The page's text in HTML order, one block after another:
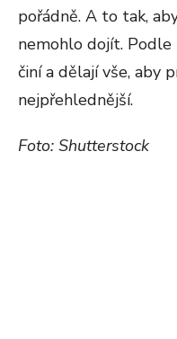
pořádně. A to tak,
nemohlo dojít.
činí a dělají vše, aby
nejpřehlednější.
Foto: Shutterstock